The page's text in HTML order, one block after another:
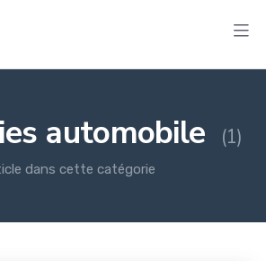
automobile (1)
dans cette catégorie